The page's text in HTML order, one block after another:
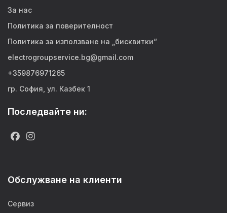
За нас
Политика за поверителност
Политика за използване на „бисквитки“
electrogroupservice.bg@gmail.com
+359876971265
гр. София, ул. Казбек 1
Последвайте ни:
Обслужване на клиенти
Сервиз